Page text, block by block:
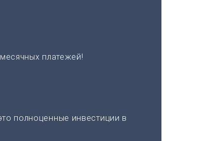
платежей!
полноценные инвестиции в